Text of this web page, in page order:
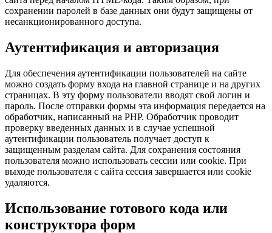
сохранении паролей в базе данных они будут защищены от
несанкционированного доступа.
Аутентификация и авторизация
Для обеспечения аутентификации пользователей на сайте
можно создать форму входа на главной странице и на других
страницах. В эту форму пользователи вводят свой логин и
пароль. После отправки формы эта информация передается на
обработчик, написанный на PHP. Обработчик проводит
проверку введенных данных и в случае успешной
аутентификации пользователь получает доступ к
защищенным разделам сайта. Для сохранения состояния
пользователя можно использовать сессии или cookie. При
выходе пользователя с сайта сессия завершается или cookie
удаляются.
Использование готового кода или
конструктора форм